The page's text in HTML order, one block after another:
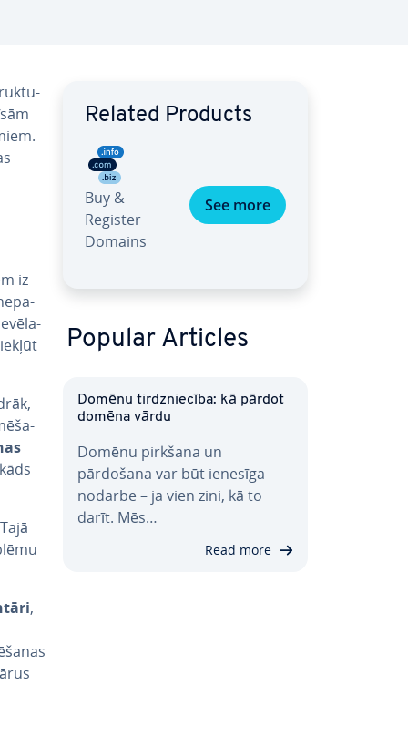
iz­
,
Related Products
Buy &
Register
Domains
See more
Popular Articles
Domēnu tirdznie­cī­ba: kā pārdot
domēna vārdu
Domēnu pirkšana un
pārdošana var būt ienesīga
nodarbe – ja vien zini, kā to
darīt. Mēs…
Read more